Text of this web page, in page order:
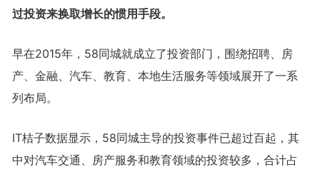
过投资来换取增长的惯用手段。
早在2015年，58同城就成立了投资部门，围绕招聘、房
产、金融、汽车、教育、本地生活服务等领域展开了一系
列布局。
IT桔子数据显示，58同城主导的投资事件已超过百起，其
中对汽车交通、房产服务和教育领域的投资较多，合计占